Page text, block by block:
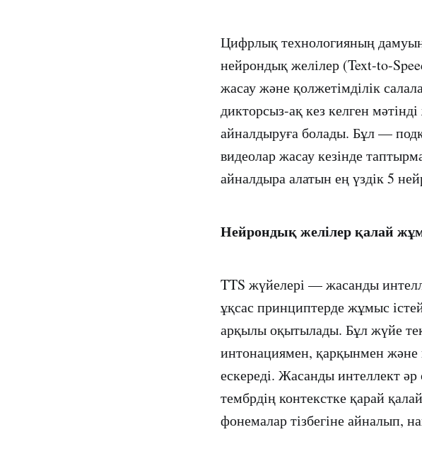
Цифрлық технологияның
нейрондық желілер (Text-to-
жасау және қолжетімділік
дикторсыз-ақ кез келген
айналдыруға болады. Бұл —
видеолар жасау кезінде
айналдыра алатын ең үздік 5
Нейрондық желілер қалай
TTS жүйелері — жасанды
ұқсас принциптерде жұмыс
арқылы оқытылады. Бұл жүйе
интонациямен, қарқынмен және
ескереді. Жасанды интеллект
тембрдің контекстке қарай
фонемалар тізбегіне айналып,